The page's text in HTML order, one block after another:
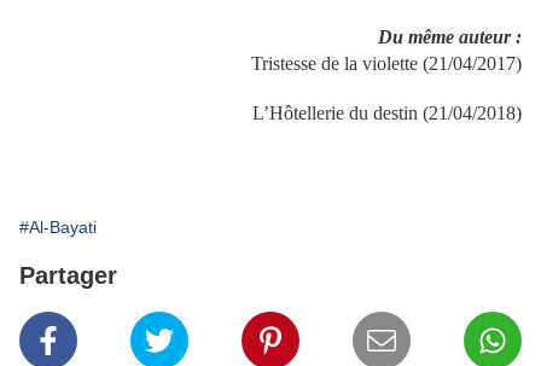
Du même auteur :
Tristesse de la violette (21/04/2017)
L’Hôtellerie du destin (21/04/2018)
#Al-Bayati
Partager